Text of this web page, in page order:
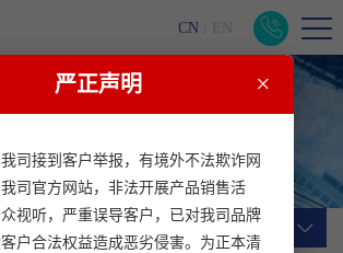
CN EN
关于我们
一站式生物医药科研服务平台
严正声明 ×
司接到客户举报，有境外不法欺诈网
司官方网站，非法开展产品销售活
视听，严重误导客户，已对我司品牌
户合法权益造成恶劣侵害。为正本清